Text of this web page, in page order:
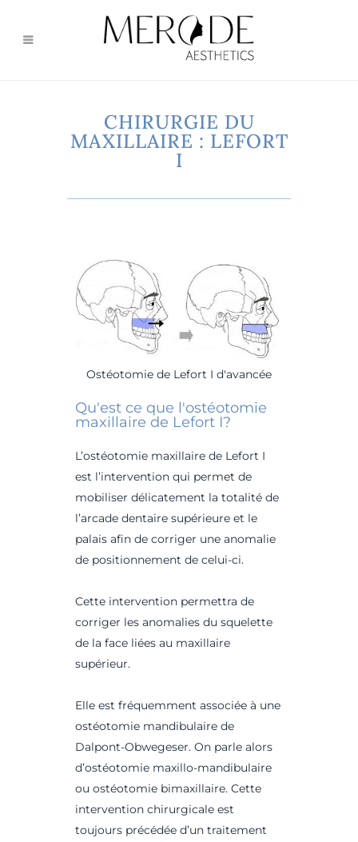
CHIRURGIE DU
MAXILLAIRE : LEFORT
I
Ostéotomie de Lefort I d'avancée
Qu'est ce que l'ostéotomie
maxillaire de Lefort I?
L’ostéotomie maxillaire de Lefort I
est l’intervention qui permet de
mobiliser délicatement la totalité de
l’arcade dentaire supérieure et le
palais afin de corriger une anomalie
de positionnement de celui-ci.
Cette intervention permettra de
corriger les anomalies du squelette
de la face liées au maxillaire
supérieur.
Elle est fréquemment associée à une
ostéotomie mandibulaire de
Dalpont-Obwegeser. On parle alors
d’ostéotomie maxillo-mandibulaire
ou ostéotomie bimaxillaire. Cette
intervention chirurgicale est
toujours précédée d’un traitement